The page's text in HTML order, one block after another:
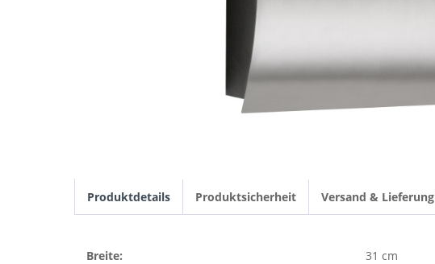
Produktdetails Produktsicherheit Versand & Lieferung
Breite:
31 cm